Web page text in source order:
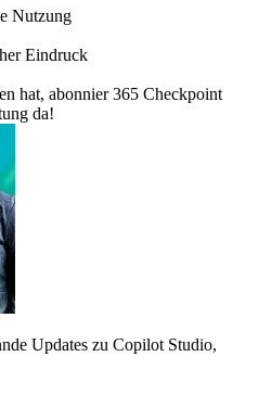
Nutzung
Eindruck
hat, abonnier 365 Checkpoint
da!
Updates zu Copilot Studio,